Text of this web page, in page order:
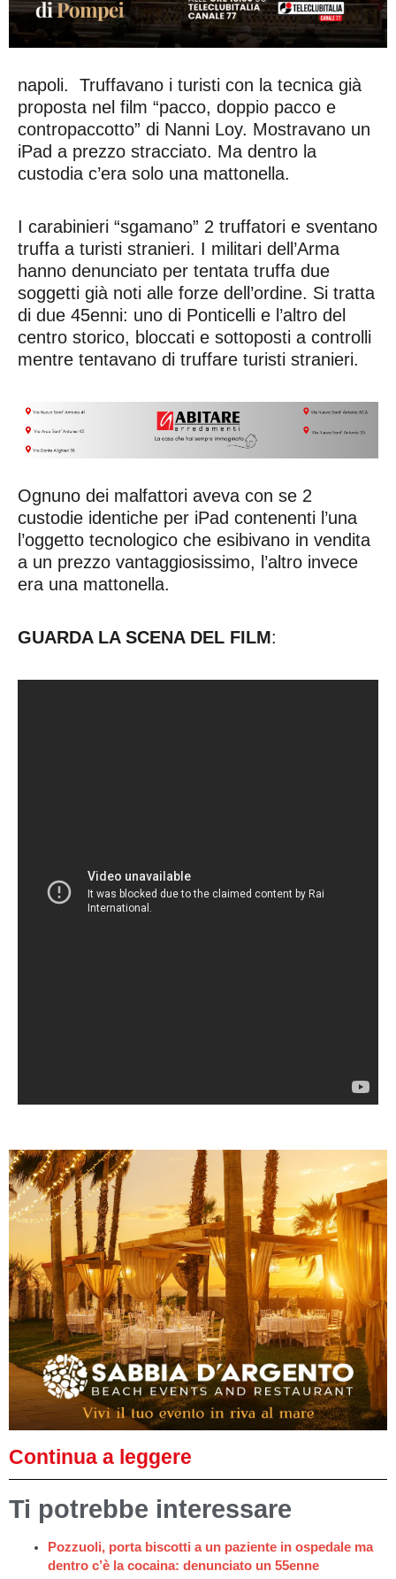
napoli. Truffavano i turisti con la tecnica già
proposta nel film “pacco, doppio pacco e
contropaccotto” di Nanni Loy. Mostravano un
iPad a prezzo stracciato. Ma dentro la
custodia c’era solo una mattonella.
I carabinieri “sgamano” 2 truffatori e sventano
truffa a turisti stranieri. I militari dell’Arma
hanno denunciato per tentata truffa due
soggetti già noti alle forze dell’ordine. Si tratta
di due 45enni: uno di Ponticelli e l’altro del
centro storico, bloccati e sottoposti a controlli
mentre tentavano di truffare turisti stranieri.
Ognuno dei malfattori aveva con se 2
custodie identiche per iPad contenenti l’una
l’oggetto tecnologico che esibivano in vendita
a un prezzo vantaggiosissimo, l’altro invece
era una mattonella.
GUARDA LA SCENA DEL FILM:
Continua a leggere
Ti potrebbe interessare
Pozzuoli, porta biscotti a un paziente in ospedale ma
dentro c’è la cocaina: denunciato un 55enne